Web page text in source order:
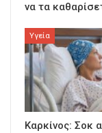
να τα
Υγεία
Καρκίνος: Σοκ